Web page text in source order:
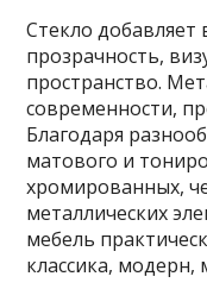
Стекло добавляет
прозрачность,
пространство.
современности,
Благодаря
матового и
хромированных,
металлических
мебель
классика,